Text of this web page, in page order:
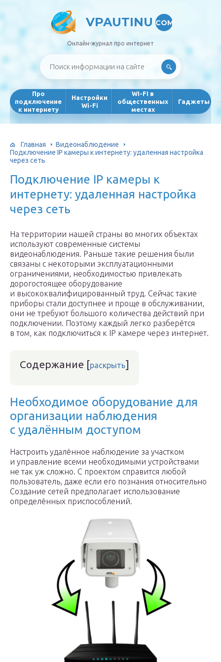
VPAUTINU COM
Онлайн-журнал про интернет
Про
подключение
к интернету
Настройки
Wi-Fi
WI-FI в
общественных
местах
Гаджеты
Главная
Видеонаблюдение
Подключение IP камеры к интернету: удаленная настройка
через сеть
Подключение IP камеры к
интернету: удаленная настройка
через сеть
На территории нашей страны во многих объектах
используют современные системы
видеонаблюдения. Раньше такие решения были
связаны с некоторыми эксплуатационными
ограничениями, необходимостью привлекать
дорогостоящее оборудование
и высококвалифицированный труд. Сейчас такие
приборы стали доступнее и проще в обслуживании,
они не требуют большого количества действий при
подключении. Поэтому каждый легко разберётся
в том, как подключиться к IP камере через интернет.
Содержание [раскрыть]
Необходимое оборудование для
организации наблюдения
с удалённым доступом
Настроить удалённое наблюдение за участком
и управление всеми необходимыми устройствами
не так уж сложно. С проектом справится любой
пользователь, даже если его познания относительно
Создание сетей предполагает использование
определённых приспособлений.